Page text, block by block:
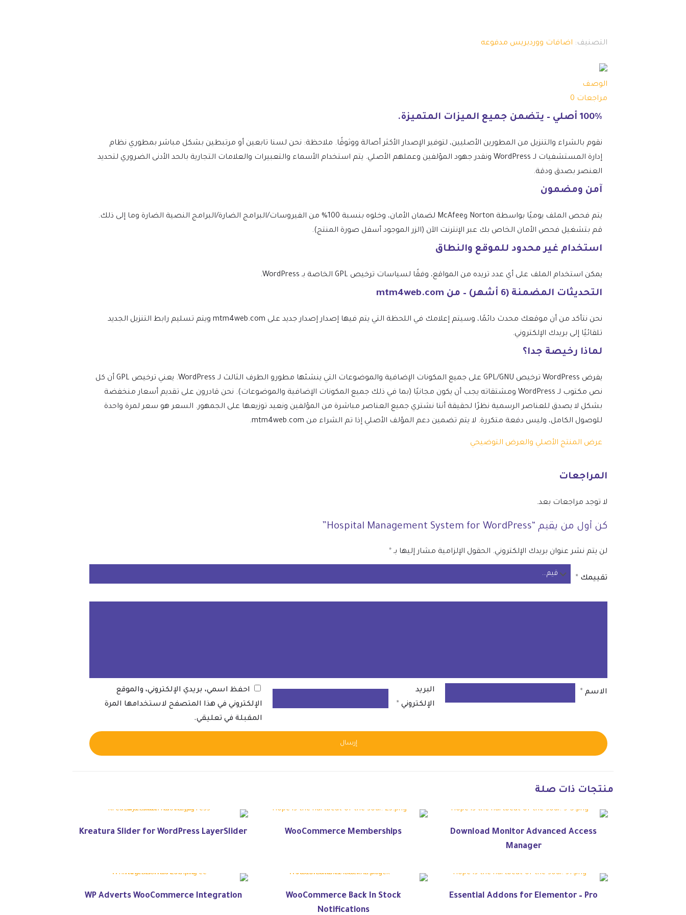
التصنيف: اضافات ووردبريس مدفوعه
الوصف
مراجعات 0
100% أصلي – يتضمن جميع الميزات المتميزة.
نقوم بالشراء والتنزيل من المطورين الأصليين، لتوفير الإصدار الأكثر أصالة ووثوقًا. ملاحظة: نحن لسنا تابعين أو مرتبطين بشكل مباشر بمطوري نظام
إدارة المستشفيات لـ WordPress ونقدر جهود المؤلفين وعملهم الأصلي. يتم استخدام الأسماء والتعبيرات والعلامات التجارية بالحد الأدنى الضروري لتحديد
العنصر بصدق ودقة.
آمن ومضمون
يتم فحص الملف يوميًا بواسطة Norton وMcAfee لضمان الأمان، وخلوه بنسبة 100% من الفيروسات/البرامج الضارة/البرامج النصية الضارة وما إلى ذلك.
قم بتشغيل فحص الأمان الخاص بك عبر الإنترنت الآن (الزر الموجود أسفل صورة المنتج).
استخدام غير محدود للموقع والنطاق
يمكن استخدام الملف على أي عدد تريده من المواقع، وفقًا لسياسات ترخيص GPL الخاصة بـ WordPress.
التحديثات المضمنة (6 أشهر) – من mtm4web.com
نحن نتأكد من أن موقعك محدث دائمًا، وسيتم إعلامك في اللحظة التي يتم فيها إصدار إصدار جديد على mtm4web.com ويتم تسليم رابط التنزيل الجديد
تلقائيًا إلى بريدك الإلكتروني.
لماذا رخيصة جدا؟
يفرض WordPress ترخيص GPL/GNU على جميع المكونات الإضافية والموضوعات التي ينشئها مطورو الطرف الثالث لـ WordPress. يعني ترخيص GPL أن كل
نص مكتوب لـ WordPress ومشتقاته يجب أن يكون مجانيًا (بما في ذلك جميع المكونات الإضافية والموضوعات). نحن قادرون على تقديم أسعار منخفضة
بشكل لا يصدق للعناصر الرسمية نظرًا لحقيقة أننا نشتري جميع العناصر مباشرة من المؤلفين ونعيد توزيعها على الجمهور. السعر هو سعر لمرة واحدة
للوصول الكامل، وليس دفعة متكررة. لا يتم تضمين دعم المؤلف الأصلي إذا تم الشراء من mtm4web.com.
عرض المنتج الأصلي والعرض التوضيحي
المراجعات
لا توجد مراجعات بعد.
كن أول من يقيم “Hospital Management System for WordPress”
لن يتم نشر عنوان بريدك الإلكتروني. الحقول الإلزامية مشار إليها بـ *
تقييمك *
الاسم *
البريد
الإلكتروني *
احفظ اسمي، بريدي الإلكتروني، والموقع
الإلكتروني في هذا المتصفح لاستخدامها المرة
المقبلة في تعليقي.
منتجات ذات صلة
Download Monitor Advanced Access
Manager
WooCommerce Memberships
Kreatura Slider for WordPress LayerSlider
Essential Addons for Elementor – Pro
WooCommerce Back In Stock
Notifications
WP Adverts WooCommerce Integration